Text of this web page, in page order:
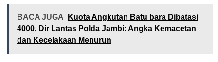
BACA JUGA
Kuota Angkutan Batu bara Dibatasi
4000, Dir Lantas Polda Jambi: Angka Kemacetan
dan Kecelakaan Menurun